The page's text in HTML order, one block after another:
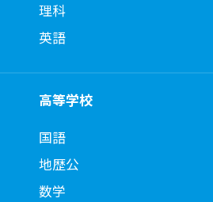
理科
英語
高等学校
国語
地歴公
数学